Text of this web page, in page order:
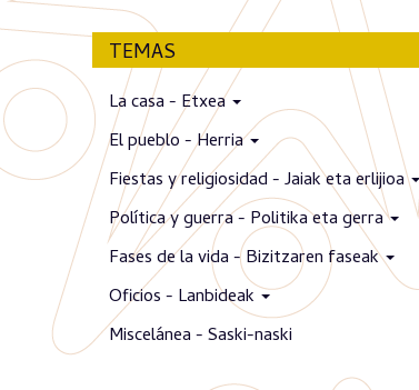
TEMAS
La casa - Etxea
El pueblo - Herria
Fiestas y religiosidad - Jaiak eta erlijioa
Política y guerra - Politika eta gerra
Fases de la vida - Bizitzaren faseak
Oficios - Lanbideak
Miscelánea - Saski-naski